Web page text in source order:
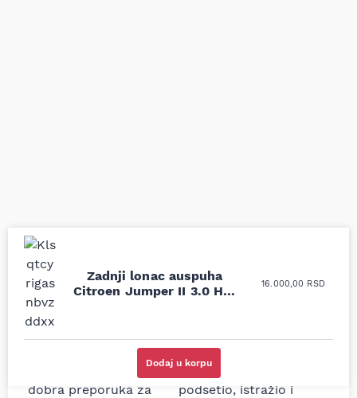
Zadnji lonac auspuha
Citroen Jumper II 3.0 HDi
16.000,00 RSD
Dodaj u korpu
Uporedila sam sve
moguće online
prodavnice auto delova
i definitivno najbolje
cene su ovde. Kupila
delove iz MD Auto. Uvek
dobra preporuka za
Odlična usluga i
ljubazni prodavci.
kočionog cilindra bio
potreban za moju
Tojotu, ali me je Miloš
podsetio, istražio i